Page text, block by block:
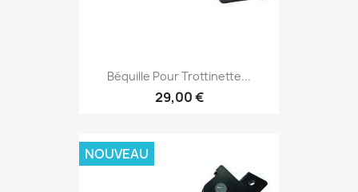
Béquille Pour Trottinette...
29,00 €
NOUVEAU